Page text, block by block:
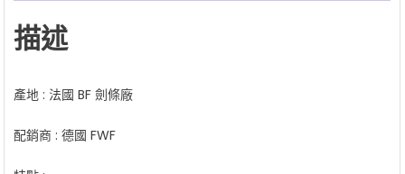
量
描述
產地 : 法國 BF 劍條廠
配銷商 : 德國 FWF